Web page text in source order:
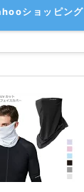
ショッピング